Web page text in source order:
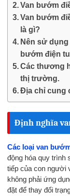
Van bướm
Van bướm
là gì?
Nên sử
bướm điện
Các thương
thị trường.
Địa chỉ cung
Định nghĩa
Các loại van
động hóa quy trình
tiếp của con người
không phải ứng
đặt để thay đổi